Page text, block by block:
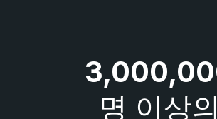
명 이상의